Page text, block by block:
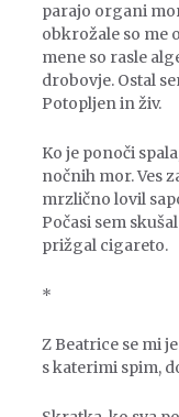
parajo organi
obkrožale so me
mene so rasle
drobovje. Ostal
Potopljen in živ.
Ko je ponoči
nočnih mor. Ves
mrzlično lovil
Počasi sem
prižgal cigareto.
*
Z Beatrice se mi
s katerimi spim,